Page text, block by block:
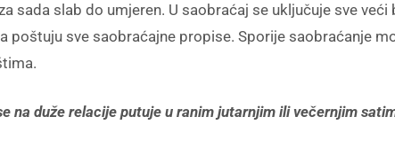
sada slab do umjeren. U saobraćaj se uključuje sve
poštuju sve saobraćajne propise. Sporije saobraćanje
na duže relacije putuje u ranim jutarnjim ili večernjim